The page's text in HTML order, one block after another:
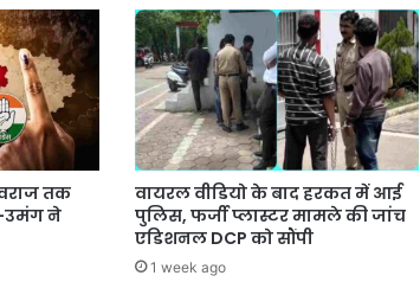
तक
उमंग ने
वायरल वीडियो के बाद हरकत में आई
पुलिस, फर्जी प्लास्टर मामले की जांच
एडिशनल DCP को सौंपी
1 week ago